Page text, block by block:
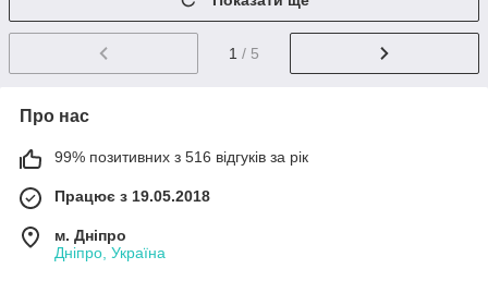
1 / 5
Про нас
99% позитивних з 516 відгуків за рік
Працює з 19.05.2018
м. Дніпро
Дніпро, Україна